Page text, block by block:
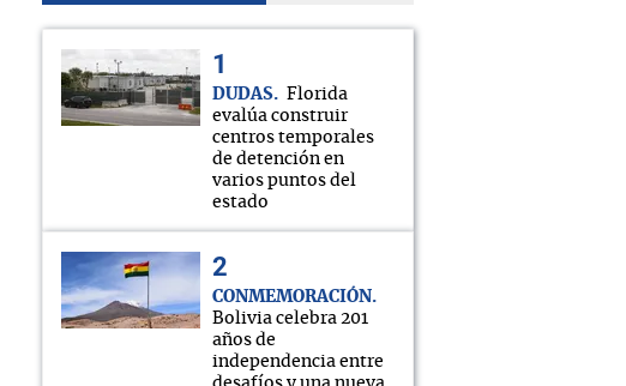
DUDAS
Florida
evalúa construir
centros temporales
de detención en
varios puntos del
estado
CONMEMORACIÓN
Bolivia celebra 201
años de
independencia entre